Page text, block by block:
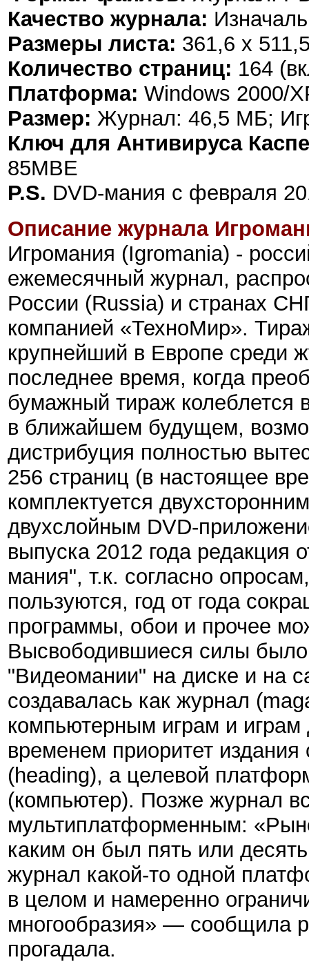
Качество журнала:
Размеры листа: 361,6 х
Количество страниц: 164
Платформа: Windows 2000/
Размер: Журнал: 46,5 МБ;
Ключ для Антивируса
85MBE
P.S. DVD-мания с февраля
Описание журнала
Игромания (Igromania) -
ежемесячный журнал,
России (Russia) и странах
компанией «ТехноМир».
крупнейший в Европе среди
последнее время, когда
бумажный тираж колеблется
в ближайшем будущем,
дистрибуция полностью
256 страниц (в настоящее
комплектуется
двухслойным DVD-
выпуска 2012 года редакция
мания", т.к. согласно
пользуются, год от года
программы, обои и прочее
Высвободившиеся силы было
"Видеомании" на диске и на
создавалась как журнал
компьютерным играм и
временем приоритет издания
(heading), а целевой
(компьютер). Позже журнал
мультиплатформенным:
каким он был пять или
журнал какой-то одной
в целом и намеренно
многообразия» — сообщила
прогадала.